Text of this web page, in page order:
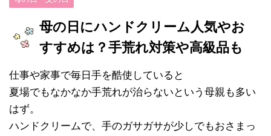
母の日にハンドクリーム人気やお
すすめは？手荒れ対策や高級品も
仕事や家事で毎日手を酷使していると
夏場でもなかなか手荒れが治らないという母親も多い
はず。
ハンドクリームで、手のガサガサが少しでもおさまっ